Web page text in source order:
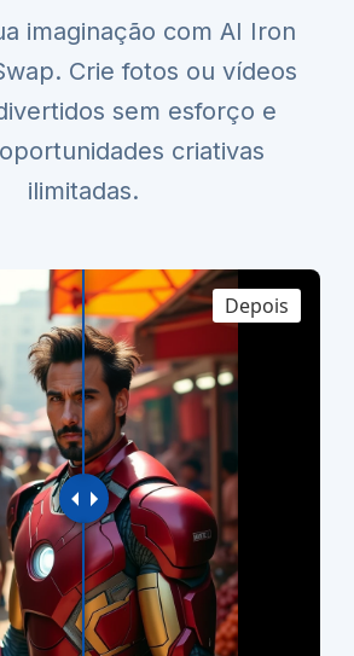
imaginação com AI Iron
Crie fotos ou vídeos
sem esforço e
criativas
ilimitadas.
Depois